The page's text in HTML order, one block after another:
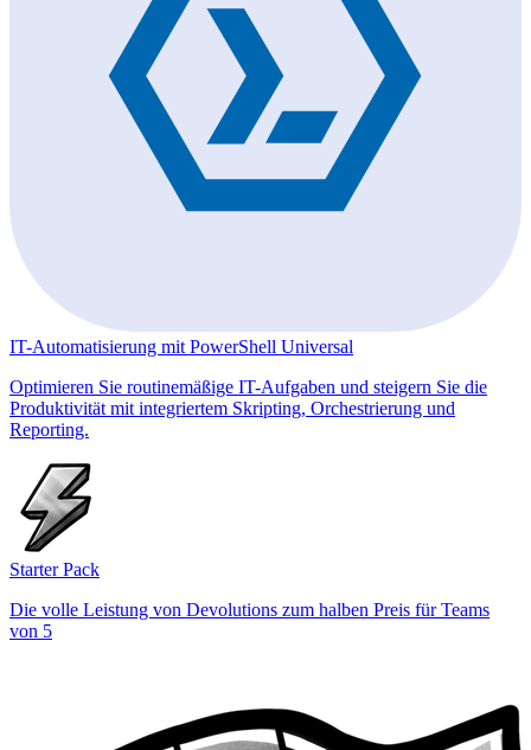
IT-Automatisierung mit PowerShell Universal
Optimieren Sie routinemäßige IT-Aufgaben und steigern Sie die
Produktivität mit integriertem Skripting, Orchestrierung und
Reporting.
Starter Pack
Die volle Leistung von Devolutions zum halben Preis für Teams
von 5